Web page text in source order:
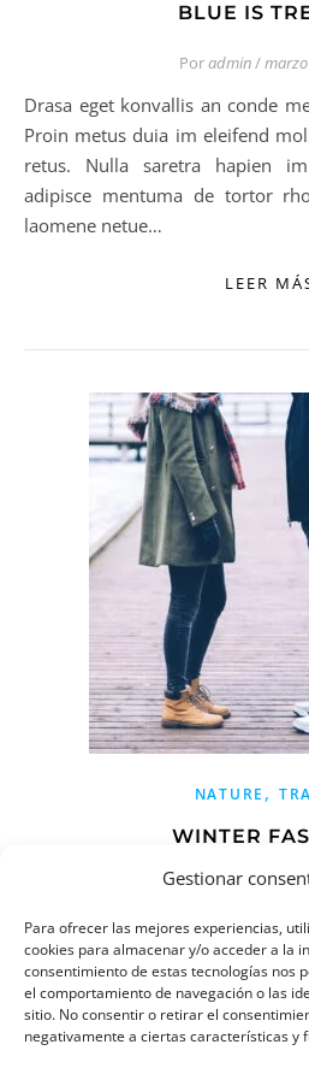
Gestionar
Para ofrecer las mejores experiencias,
cookies para almacenar y/o acceder a la
consentimiento de estas tecnologías nos
el comportamiento de navegación o las
sitio. No consentir o retirar el
negativamente a ciertas características y
BLUE IS
Poradmin/
Drasa eget konvallis an conde mentum iongue nore semi.
Proin metus duia im eleifend
retus. Nulla saretra hapien
adipisce mentuma de tortor
laomene netue…
LEER
NATURE ,
WINTER
Poradmin/enero
Korem ipsum dolor sitna amet, no ectetur adipiscing elit.
Curabitur laoreet cursus
ligula eta justo tincidunt lam
Aliquam porttitor tellus enim,
maecenas lobortis…